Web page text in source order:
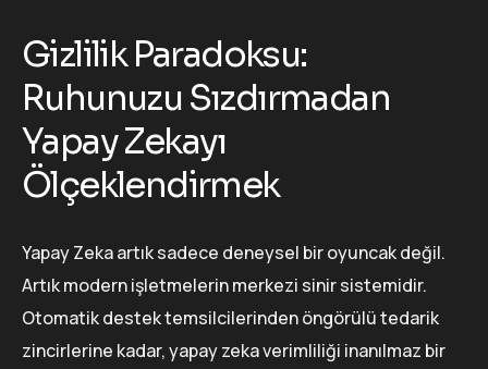
Gizlilik Paradoksu:
Ruhunuzu Sızdırmadan
Yapay Zekayı
Ölçeklendirmek
Yapay Zeka artık sadece deneysel bir oyuncak değil.
Artık modern işletmelerin merkezi sinir sistemidir.
Otomatik destek temsilcilerinden öngörülü tedarik
zincirlerine kadar, yapay zeka verimliliği inanılmaz bir